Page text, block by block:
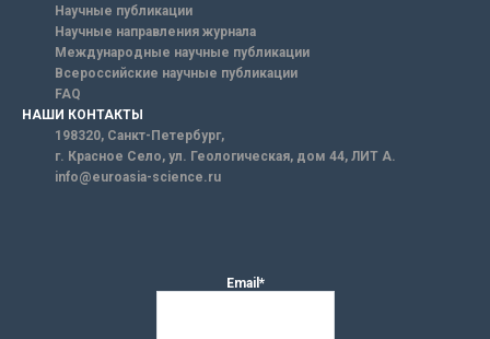
Научные публикации
Научные направления журнала
Международные научные публикации
Всероссийские научные публикации
FAQ
НАШИ КОНТАКТЫ
198320, Санкт-Петербург,
г. Красное Село, ул. Геологическая, дом 44, ЛИТ А.
info@euroasia-science.ru
Email*